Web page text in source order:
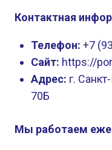
Контактная
Телефон: +7
Сайт: https://
Адрес: г.
70Б
Мы работаем